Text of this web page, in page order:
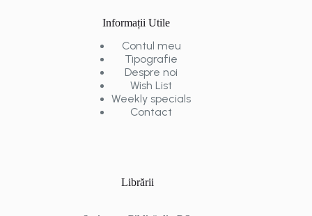
Informații Utile
Contul meu
Tipografie
Despre noi
Wish List
Weekly specials
Contact
Librării